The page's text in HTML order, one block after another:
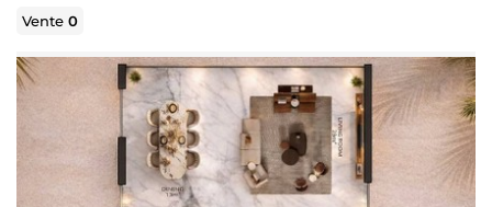
Vente0